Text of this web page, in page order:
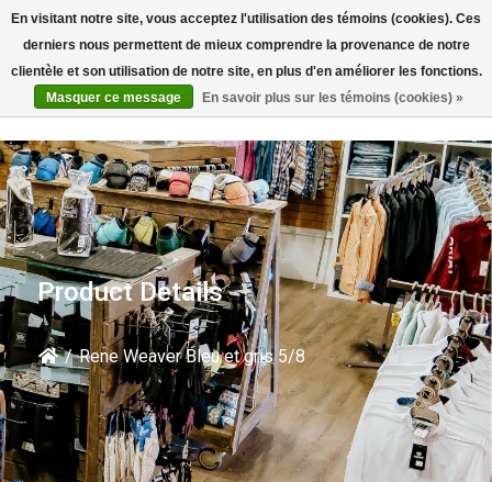
Rechercher
Product Details
/ Rene Weaver Bleu et gris 5/8
En visitant notre site, vous acceptez l'utilisation des témoins (cookies). Ces
derniers nous permettent de mieux comprendre la provenance de notre
clientèle et son utilisation de notre site, en plus d'en améliorer les fonctions.
Masquer ce message
En savoir plus sur les témoins (cookies) »